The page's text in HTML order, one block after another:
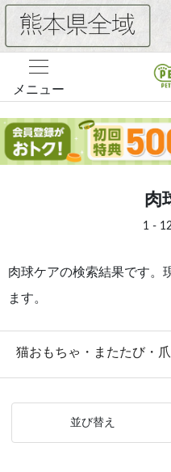
メニュー
肉
1 -
肉球ケアの検索結果です。
ます。
猫おもちゃ・またたび・
並び替え